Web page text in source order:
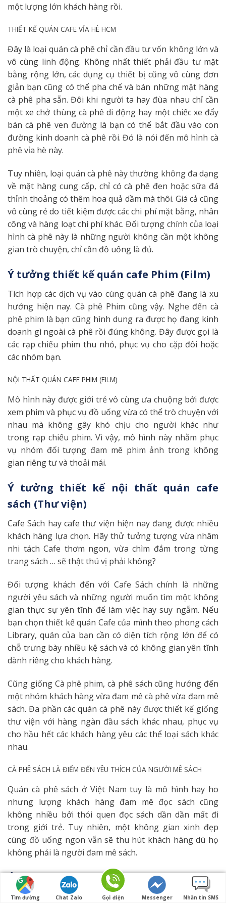
một lượng lớn khách hàng rồi.
THIẾT KẾ QUÁN CAFE VỈA HÈ HCM
Đây là loại quán cà phê chỉ cần đầu tư vốn không lớn và
vô cùng linh động. Không nhất thiết phải đầu tư mặt
bằng rộng lớn, các dụng cụ thiết bị cũng vô cùng đơn
giản bạn cũng có thể pha chế và bán những mặt hàng
cà phê pha sẵn. Đôi khi người ta hay đùa nhau chỉ cần
một xe chở thùng cà phê di động hay một chiếc xe đẩy
bán cà phê ven đường là bạn có thể bắt đầu vào con
đường kinh doanh cà phê rồi. Đó là nói đến mô hình cà
phê vỉa hè này.
Tuy nhiên, loại quán cà phê này thường không đa dạng
về mặt hàng cung cấp, chỉ có cà phê đen hoặc sữa đá
thỉnh thoảng có thêm hoa quả dầm mà thôi. Giá cả cũng
vô cùng rẻ do tiết kiệm được các chi phí mặt bằng, nhân
công và hàng loạt chi phí khác. Đối tượng chính của loại
hình cà phê này là những người không cần một không
gian trò chuyện, chỉ cần đồ uống là đủ.
Ý tưởng thiết kế quán cafe Phim (Film)
Tích hợp các dịch vụ vào cùng quán cà phê đang là xu
hướng hiện nay. Cà phê Phim cũng vậy. Nghe đến cà
phê phim là bạn cũng hình dung ra được họ đang kinh
doanh gì ngoài cà phê rồi đúng không. Đây được gọi là
các rạp chiếu phim thu nhỏ, phục vụ cho cặp đôi hoặc
các nhóm bạn.
NỘI THẤT QUÁN CAFE PHIM (FILM)
Mô hình này được giới trẻ vô cùng ưa chuộng bởi được
xem phim và phục vụ đồ uống vừa có thể trò chuyện với
nhau mà không gây khó chịu cho người khác như
trong rạp chiếu phim. Vì vậy, mô hình này nhằm phục
vụ nhóm đối tượng đam mê phim ảnh trong không
gian riêng tư và thoải mái.
Ý tưởng thiết kế nội thất quán cafe
sách (Thư viện)
Cafe Sách hay cafe thư viện hiện nay đang được nhiều
khách hàng lựa chọn. Hãy thử tưởng tượng vừa nhâm
nhi tách Cafe thơm ngon, vừa chìm đắm trong từng
trang sách … sẽ thật thú vị phải không?
Đối tượng khách đến với Cafe Sách chính là những
người yêu sách và những người muốn tìm một không
gian thực sự yên tĩnh để làm việc hay suy ngẫm. Nếu
bạn chọn thiết kế quán Cafe của mình theo phong cách
Library, quán của bạn cần có diện tích rộng lớn để có
chỗ trưng bày nhiều kệ sách và có không gian yên tĩnh
dành riêng cho khách hàng.
Cũng giống Cà phê phim, cà phê sách cũng hướng đến
một nhóm khách hàng vừa đam mê cà phê vừa đam mê
sách. Đa phần các quán cà phê này được thiết kế giống
thư viện với hàng ngàn đầu sách khác nhau, phục vụ
cho hầu hết các khách hàng yêu các thể loại sách khác
nhau.
CÀ PHÊ SÁCH LÀ ĐIỂM ĐẾN YÊU THÍCH CỦA NGƯỜI MÊ SÁCH
Quán cà phê sách ở Việt Nam tuy là mô hình hay ho
nhưng lượng khách hàng đam mê đọc sách cũng
không nhiều bởi thói quen đọc sách dần dần mất đi
trong giới trẻ. Tuy nhiên, một không gian xinh đẹp
cùng đồ uống ngon vẫn sẽ thu hút khách hàng dù họ
không phải là người đam mê sách.
Ý tưởng thiết kế quán cafe thú cưng
Thật thiếu sót khi nhắc đến thiết kế thi công nội thất
Tìm đường Chat Zalo Gọi điện Messenger Nhắn tin SMS